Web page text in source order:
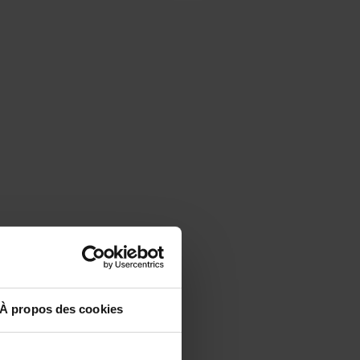
À propos des cookies